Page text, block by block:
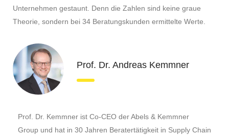
Unternehmen gestaunt. Denn die Zahlen sind keine graue
Theorie, sondern bei 34 Beratungskunden ermittelte Werte.
Prof. Dr. Andreas Kemmner
Prof. Dr. Kemmner ist Co-CEO der Abels & Kemmner
Group und hat in 30 Jahren Beratertätigkeit in Supply Chain